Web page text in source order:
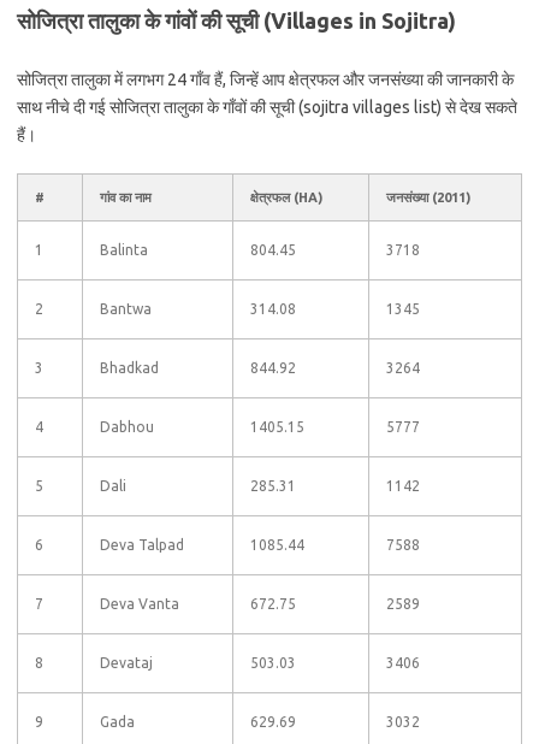
सोजित्रा तालुका के गांवों की सूची (Villages in Sojitra)
सोजित्रा तालुका में लगभग 24 गाँव हैं, जिन्हें आप क्षेत्रफल और जनसंख्या की जानकारी के
साथ नीचे दी गई सोजित्रा तालुका के गाँवों की सूची (sojitra villages list) से देख सकते
हैं।
# गांव का नाम क्षेत्रफल (HA) जनसंख्या (2011)
1 Balinta 804.45 3718
2 Bantwa 314.08 1345
3 Bhadkad 844.92 3264
4 Dabhou 1405.15 5777
5 Dali 285.31 1142
6 Deva Talpad 1085.44 7588
7 Deva Vanta 672.75 2589
8 Devataj 503.03 3406
9 Gada 629.69 3032